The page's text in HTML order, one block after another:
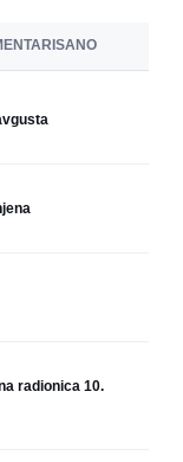
radionica 10.